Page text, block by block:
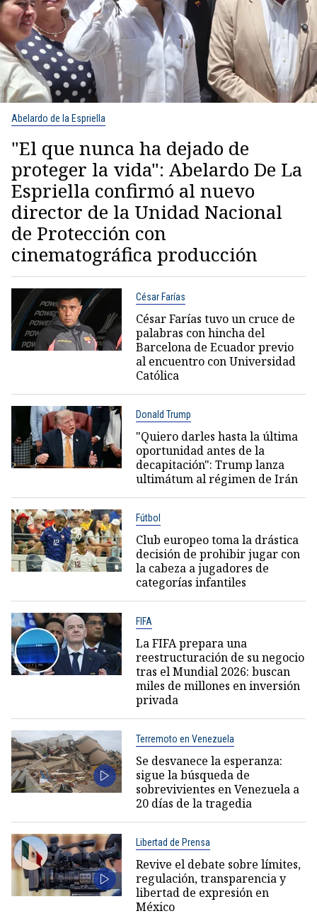
Abelardo de la Espriella
"El que nunca ha dejado de
proteger la vida": Abelardo De La
Espriella confirmó al nuevo
director de la Unidad Nacional
de Protección con
cinematográfica producción
César Farías
César Farías tuvo un cruce de
palabras con hincha del
Barcelona de Ecuador previo
al encuentro con Universidad
Católica
Donald Trump
"Quiero darles hasta la última
oportunidad antes de la
decapitación": Trump lanza
ultimátum al régimen de Irán
Fútbol
Club europeo toma la drástica
decisión de prohibir jugar con
la cabeza a jugadores de
categorías infantiles
FIFA
La FIFA prepara una
reestructuración de su negocio
tras el Mundial 2026: buscan
miles de millones en inversión
privada
Terremoto en Venezuela
Se desvanece la esperanza:
sigue la búsqueda de
sobrevivientes en Venezuela a
20 días de la tragedia
Libertad de Prensa
Revive el debate sobre límites,
regulación, transparencia y
libertad de expresión en
México